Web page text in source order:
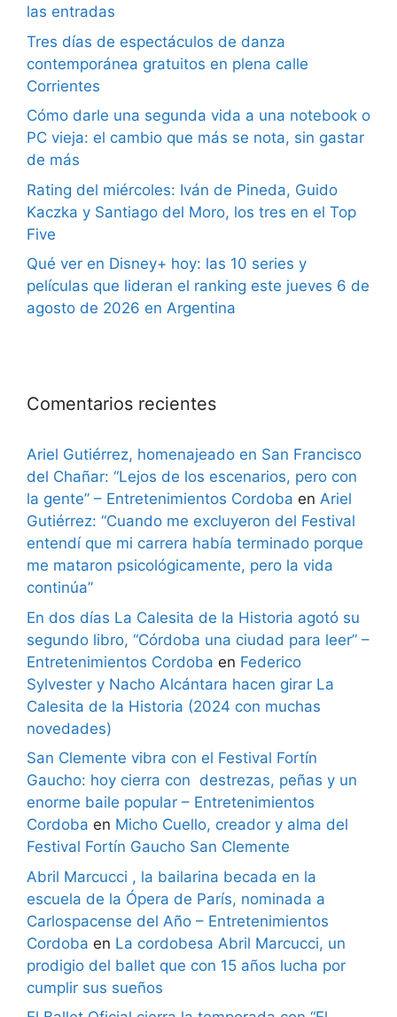
las entradas
Tres días de espectáculos de danza
contemporánea gratuitos en plena calle
Corrientes
Cómo darle una segunda vida a una notebook o
PC vieja: el cambio que más se nota, sin gastar
de más
Rating del miércoles: Iván de Pineda, Guido
Kaczka y Santiago del Moro, los tres en el Top
Five
Qué ver en Disney+ hoy: las 10 series y
películas que lideran el ranking este jueves 6 de
agosto de 2026 en Argentina
Comentarios recientes
Ariel Gutiérrez, homenajeado en San Francisco
del Chañar: “Lejos de los escenarios, pero con
la gente” – Entretenimientos Cordoba en Ariel
Gutiérrez: “Cuando me excluyeron del Festival
entendí que mi carrera había terminado porque
me mataron psicológicamente, pero la vida
continúa”
En dos días La Calesita de la Historia agotó su
segundo libro, “Córdoba una ciudad para leer” –
Entretenimientos Cordoba en Federico
Sylvester y Nacho Alcántara hacen girar La
Calesita de la Historia (2024 con muchas
novedades)
San Clemente vibra con el Festival Fortín
Gaucho: hoy cierra con destrezas, peñas y un
enorme baile popular – Entretenimientos
Cordoba en Micho Cuello, creador y alma del
Festival Fortín Gaucho San Clemente
Abril Marcucci , la bailarina becada en la
escuela de la Ópera de París, nominada a
Carlospacense del Año – Entretenimientos
Cordoba en La cordobesa Abril Marcucci, un
prodigio del ballet que con 15 años lucha por
cumplir sus sueños